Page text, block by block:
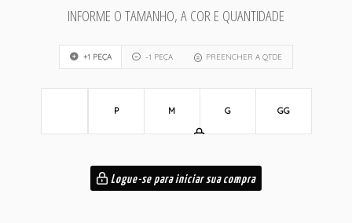
INFORME O TAMANHO, A COR E QUANTIDADE
+1 PEÇA -1 PEÇA PREENCHER A QTDE
P M G GG
Logue-se para iniciar sua compra